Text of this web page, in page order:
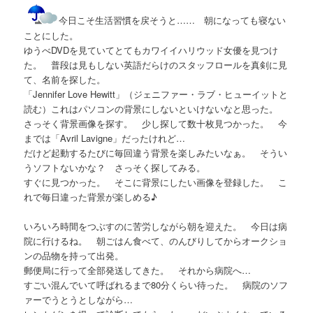
今日こそ生活習慣を戻そうと…… 朝になっても寝ない
ことにした。
ゆうべDVDを見ていてとてもカワイイハリウッド女優を見つけ
た。 普段は見もしない英語だらけのスタッフロールを真剣に見
て、名前を探した。
「Jennifer Love Hewitt」（ジェニファー・ラブ・ヒューイットと
読む）これはパソコンの背景にしないといけないなと思った。
さっそく背景画像を探す。 少し探して数十枚見つかった。 今
までは「Avril Lavigne」だったけれど…
だけど起動するたびに毎回違う背景を楽しみたいなぁ。 そうい
うソフトないかな？ さっそく探してみる。
すぐに見つかった。 そこに背景にしたい画像を登録した。 こ
れで毎日違った背景が楽しめる♪
いろいろ時間をつぶすのに苦労しながら朝を迎えた。 今日は病
院に行けるね。 朝ごはん食べて、のんびりしてからオークショ
ンの品物を持って出発。
郵便局に行って全部発送してきた。 それから病院へ…
すごい混んでいて呼ばれるまで80分くらい待った。 病院のソフ
ァーでうとうとしながら…